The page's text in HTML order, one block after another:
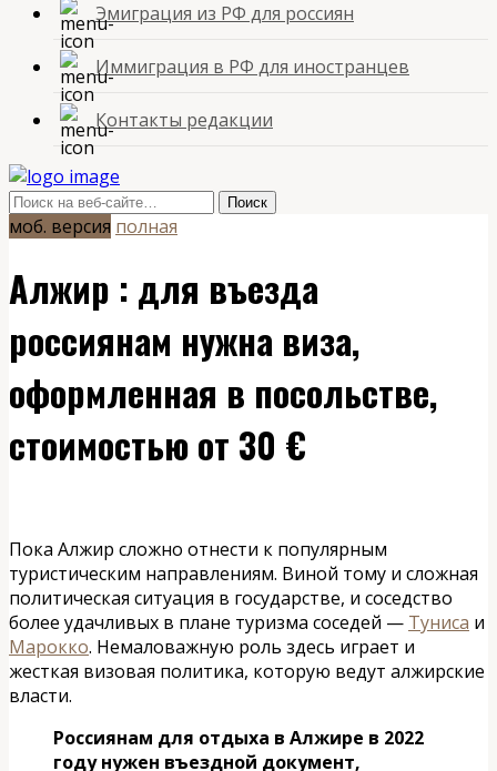
Эмиграция из РФ для россиян
Иммиграция в РФ для иностранцев
Контакты редакции
моб. версия полная
Алжир : для въезда
россиянам нужна виза,
оформленная в посольстве,
стоимостью от 30 €
Пока Алжир сложно отнести к популярным
туристическим направлениям. Виной тому и сложная
политическая ситуация в государстве, и соседство
более удачливых в плане туризма соседей — Туниса и
Марокко. Немаловажную роль здесь играет и
жесткая визовая политика, которую ведут алжирские
власти.
Россиянам для отдыха в Алжире в 2022
году нужен въездной документ,